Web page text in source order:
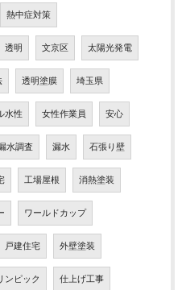
熱中症対策
透明 文京区 太陽光発電
透明塗膜 埼玉県
水性 女性作業員 安心
水調査 漏水 石張り壁
工場屋根 消熱塗装
ワールドカップ
戸建住宅 外壁塗装
ンピック 仕上げ工事